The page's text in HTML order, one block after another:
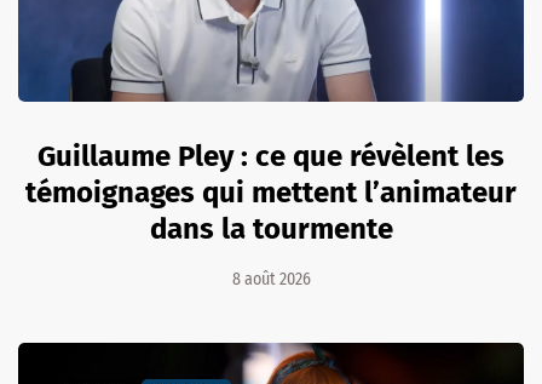
Guillaume Pley : ce que révèlent les
témoignages qui mettent l’animateur
dans la tourmente
8 août 2026